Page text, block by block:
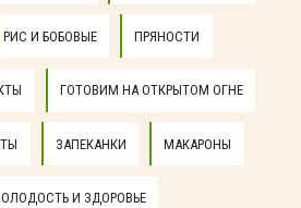
РИС И БОБОВЫЕ ПРЯНОСТИ
ГОТОВИМ НА ОТКРЫТОМ ОГНЕ
ЗАПЕКАНКИ МАКАРОНЫ
И ЗДОРОВЬЕ